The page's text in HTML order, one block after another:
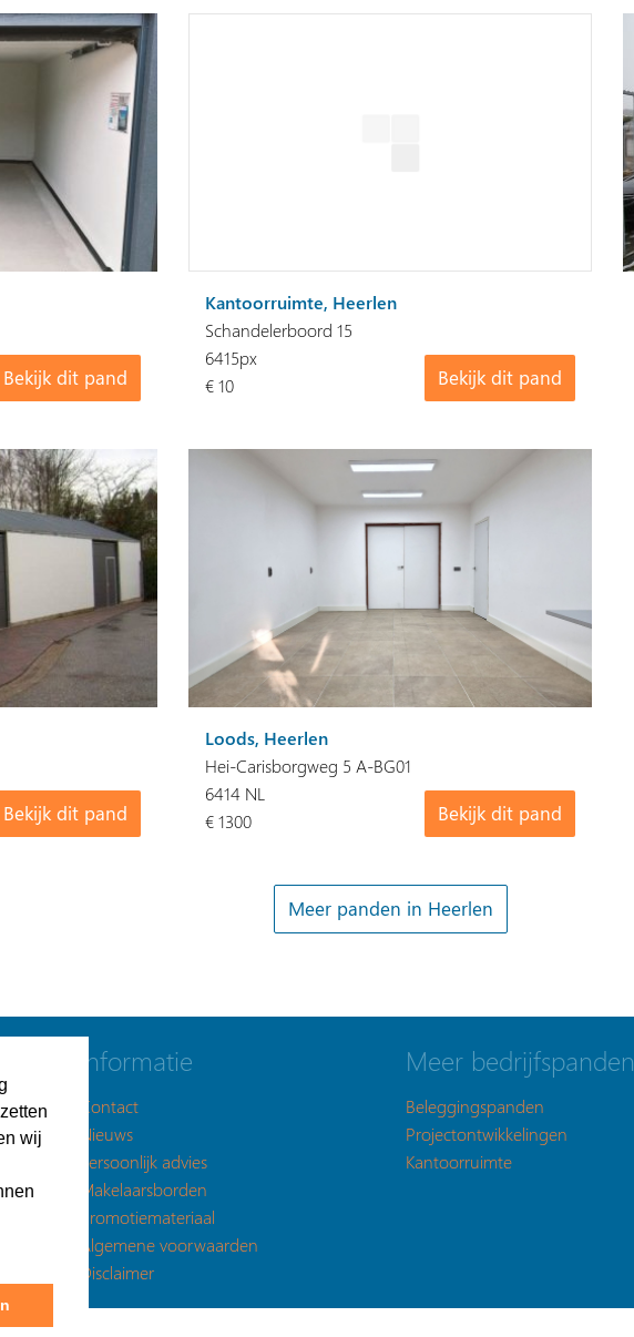
wij
Bekijk dit pand
Kantoorruimte, Heerlen
Schandelerboord 15
Bekijk dit pand
6415px
€ 10
Bekijk dit pand
Loods, Heerlen
Hei-Carisborgweg 5 A-BG01
Bekijk dit pand
6414 NL
€ 1300
Meer panden in Heerlen
Informatie
Contact
Nieuws
Persoonlijk advies
Makelaarsborden
Promotiemateriaal
Algemene voorwaarden
Disclaimer
Meer bedrijfspanden
Beleggingspanden
Projectontwikkelingen
Kantoorruimte